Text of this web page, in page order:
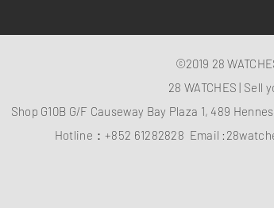
©2019 28
28 WATCHES | Sell
Shop G10B G/F Causeway Bay Plaza 1, 489
Hotline：+852 61282828 Email :